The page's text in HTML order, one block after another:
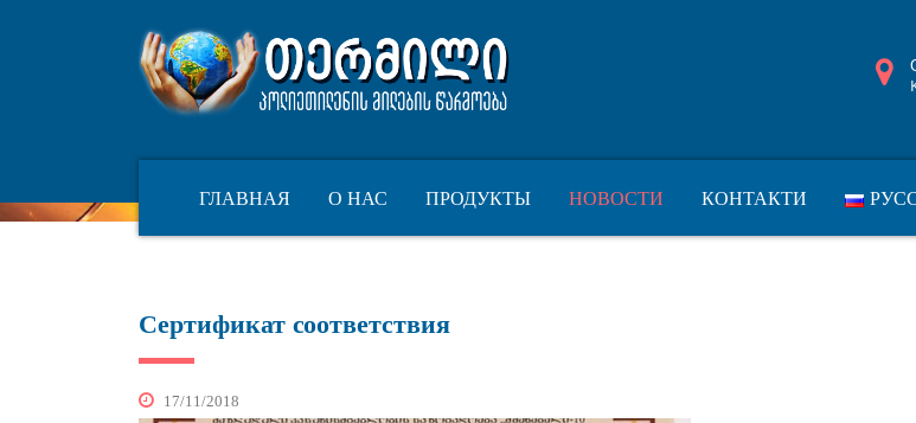
ГЛАВНАЯ О НАС ПРОДУКТЫ НОВОСТИ КОНТАКТИ
НОВОСТИ
Сертификат соответствия
17/11/2018